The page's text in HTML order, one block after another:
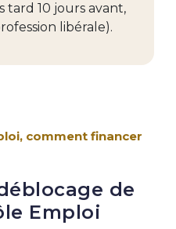
tard 10 jours avant,
libérale).
comment financer
de
Emploi